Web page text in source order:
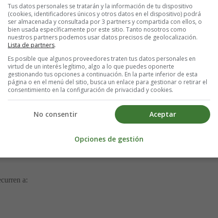
facilitan desmoldar.
contraste de colores se ve genial.
para facilitar el desmolde.
bizcocho preparado
derretida (o margarina). Esa mezcla debes prensarla bien
tipo “soletilla” o sobaos, recortados al tamaño del molde,
a:
Tus datos personales se tratarán y la información de tu dispositivo
(cookies, identificadores únicos y otros datos en el dispositivo) podrá
ser almacenada y consultada por 3 partners y compartida con ellos, o
bien usada específicamente por este sitio. Tanto nosotros como
nuestros partners podemos usar datos precisos de geolocalización.
Lista de partners.
Es posible que algunos proveedores traten tus datos personales en
virtud de un interés legítimo, algo a lo que puedes oponerte
gestionando tus opciones a continuación. En la parte inferior de esta
página o en el menú del sitio, busca un enlace para gestionar o retirar el
consentimiento en la configuración de privacidad y cookies.
Aceptar
No consentir
Opciones de gestión